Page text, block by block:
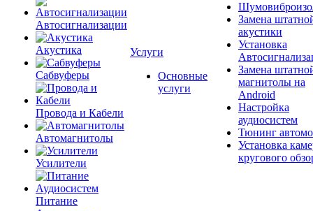
Автосигнализации
Акустика
Сабвуферы
Провода и Кабели
Автомагнитолы
Усилители
Питание
Услуги
Основные
услуги
Замена
акустики
Установка
Замена
магнитолы на
Android
Настройка
аудиосистем
Тюнинг
Установка
кругового